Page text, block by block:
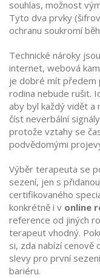
souhlas, možnost
Tyto dva prvky
ochranu soukromí
Technické nároky
internet, webová
je dobré mít předem
rodina nebude rušit.
aby byl každý vidět a
číst neverbální
protože vztahy se
podvědomými
Výběr terapeuta se
sezení, jen s
certifikovaného
konkrétně i v online
reference od jiných
terapeut vhodný.
si, zda nabízí cenově
slevy pro první
bariéru.